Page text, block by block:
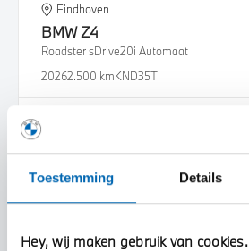
Toestemming Details
Hey, wij maken gebruik van cookies.
Eindhoven
BMWZ4
Roadster sDrive20i Automaat
20262.500 kmKND35T